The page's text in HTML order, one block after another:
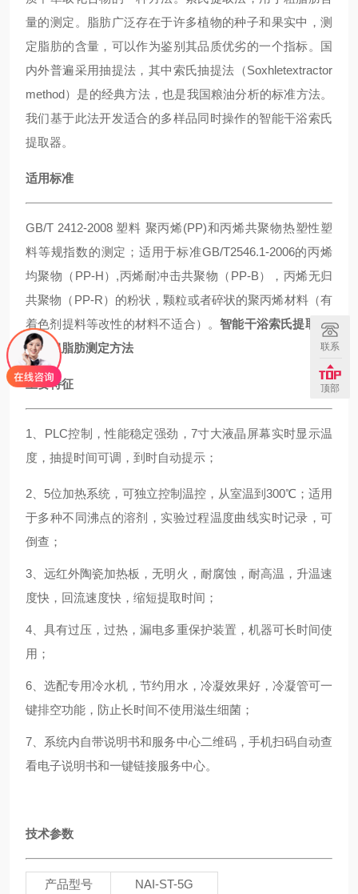
量的测定。脂肪广泛存在于许多植物的种子和果实中，测
定脂肪的含量，可以作为鉴别其品质优劣的一个指标。国
内外普遍采用抽提法，其中索氏抽提法（Soxhletextractor
method）是的经典方法，也是我国粮油分析的标准方法。
我们基于此法开发适合的多样品同时操作的智能干浴索氏
提取器。
适用标准
GB/T 2412-2008 塑料 聚丙烯(PP)和丙烯共聚物热塑性塑
料等规指数的测定；适用于标准GB/T2546.1-2006的丙烯
均聚物（PP-H）,丙烯耐冲击共聚物（PP-B），丙烯无归
共聚物（PP-R）的粉状，颗粒或者碎状的聚丙烯材料（有
着色剂提料等改性的材料不适合）。智能干浴索氏提取器,
饲料粗脂肪测定方法
主要特征
1、PLC控制，性能稳定强劲，7寸大液晶屏幕实时显示温
度，抽提时间可调，到时自动提示；
2、5位加热系统，可独立控制温控，从室温到300℃；适用
于多种不同沸点的溶剂，实验过程温度曲线实时记录，可
倒查；
3、远红外陶瓷加热板，无明火，耐腐蚀，耐高温，升温速
度快，回流速度快，缩短提取时间；
4、具有过压，过热，漏电多重保护装置，机器可长时间使
用；
6、选配专用冷水机，节约用水，冷凝效果好，冷凝管可一
键排空功能，防止长时间不使用滋生细菌；
7、系统内自带说明书和服务中心二维码，手机扫码自动查
看电子说明书和一键链接服务中心。
技术参数
产品型号
NAI-ST-5G
联系
顶部